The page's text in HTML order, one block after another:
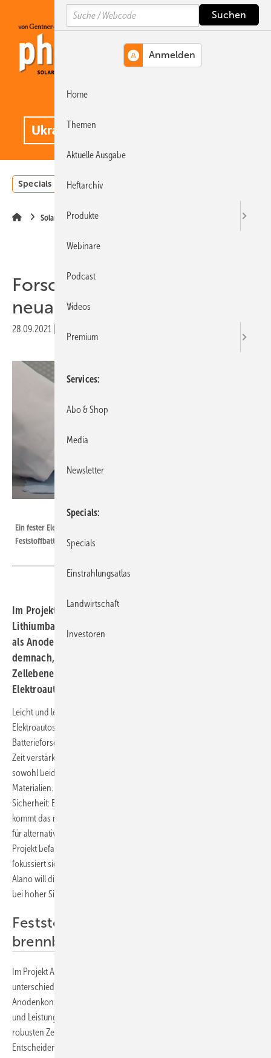
Hauptinhalt
Hauptmenü
SiteSearch
Specials Einstrahlungsatlas
Solarspeicher
Forscher arbeiten an
neuartigen Feststoffbatterien
28.09.2021
Ein fester Elektrolyt hilft die Sicherheit und Leistungsfähigkeit von
Feststoffbatterien zu verbessern.
Im Projekt Alano arbeiten Forscher und Industrie an
Lithiumbatterien der nächsten Generation: Lithiummetall
als Anodenmaterial und ein fester Elektrolyt ermöglichen
demnach, bei hoher Sicherheit die Energiedichte auf
Zellebene zu erhöhen. Das könnte die Reichweite von
Elektroautos deutlich verlängern.
Leicht und leistungsstark, kostengünstig und sicher – Batterien für
Elektroautos müssen verschiedene Anforderungen vereinen.
Batterieforschende und Automobilhersteller setzen daher seit einiger
Zeit verstärkt auf Feststoffbatterien. Bei dieser Bauform bestehen
sowohl beide Elektroden als auch der Elektrolyt aus festen
Materialien. Besonders der feste Elektrolyt verspricht Vorteile für die
Sicherheit: Er ist schwer entflammbar und kann nicht auslaufen. Hier
kommt das neue Verbundvorhaben Alano ins Spiel: Das Kürzel steht
für alternative Anodenkonzepte für sichere Feststoffbatterien. Das
Projekt befasst sich mit Lithiumakkus der nächsten Generation und
fokussiert sich auf die Lithiummetall-Anode als zentrale Komponente.
Alano will die Energiedichte einer Feststoffbatterie erhöhen, und zwar
bei hoher Sicherheit.
Feststoffbatterien sind nicht leicht
brennbar
Im Projekt Alano evaluieren Partner aus Forschung und Industrie
unterschiedliche auf Lithiummetall basierende innovative
Anodenkonzepte für Feststoffbatterien, um die Reaktivität, Sicherheit
und Leistungsfähigkeit der Anode zu optimieren und diese in einer
robusten Zelleinheit mit hoher Energiedichte zu integrieren.
Entscheidend ist dabei die Kombination mit einem festen Elektrolyten.
Search
Home
Themen
Aktuelle Ausgabe
Heftarchiv
Produkte
Webinare
Podcast
Videos
Premium
Services
Abo & Shop
Media
Newsletter
Specials
Specials
Einstrahlungsatlas
Landwirtschaft
Investoren